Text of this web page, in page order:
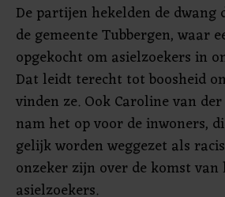
De partijen hekelden de dwang
de gemeente Tubbergen, waar
opgekocht om asielzoekers in
Dat leidt terecht tot boosheid
vinden ze. Ook Caroline van
nam het op voor de inwoners,
gelijk worden weggezet als
onzeker zijn over de komst van
asielzoekers.